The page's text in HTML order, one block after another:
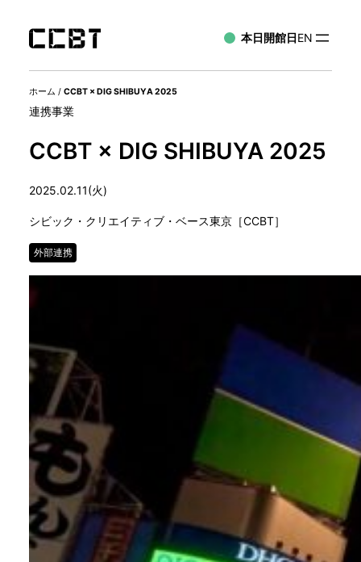
本日開館日EN
ホーム / CCBT × DIG SHIBUYA 2025
連携事業
CCBT × DIG SHIBUYA 2025
2025.02.11(火)
シビック・クリエイティブ・ベース東京［CCBT］
外部連携